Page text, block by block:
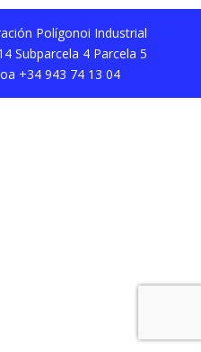
Polígonoi Industrial
Subparcela 4 Parcela 5
+34 943 74 13 04